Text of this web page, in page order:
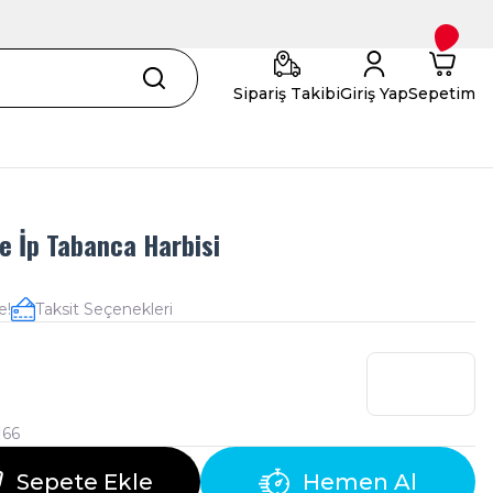
Sipariş TakibiGiriş YapSepetim
İp Tabanca Harbisi
Taksit Seçenekleri
Sepete Ekle Hemen Al